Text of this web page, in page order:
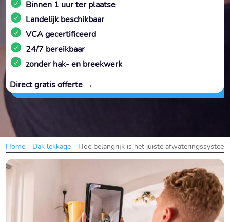
Binnen 1 uur ter plaatse
Landelijk beschikbaar
VCA gecertificeerd
24/7 bereikbaar
zonder hak- en breekwerk
Direct gratis offerte →
Home - Dak lekkage - Hoe belangrijk is het juiste